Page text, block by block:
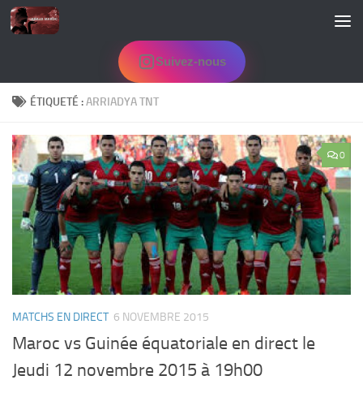
Skip to content
Suivez-nous
ÉTIQUETÉ :ARRIADYA TNT
0
MATCHS EN DIRECT 6 NOVEMBRE 2015
Maroc vs Guinée équatoriale en direct le
Jeudi 12 novembre 2015 à 19h00